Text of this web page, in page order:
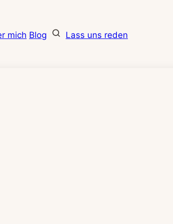
mich Blog Lass uns reden